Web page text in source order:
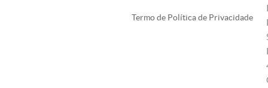
Termo de Política de Privacidade